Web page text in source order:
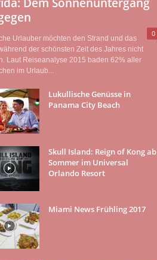
0
Urlauber möchten den Strand und das
der schönsten Zeit des Jahres nicht
Laut Reiseanalyse 2015 baden 62% aller
im Urlaub...
Lukullische Genüsse in
Panama City Beach
Skull Island: Reign of Kong ab
Sommer im Universal
Orlando Resort
Miami News Frühling 2017